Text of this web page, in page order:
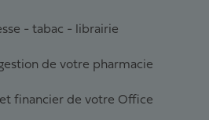
- tabac - librairie
de votre pharmacie
financier de votre Office